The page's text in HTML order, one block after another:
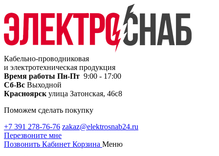
Кабельно-проводниковая
и электротехническая продукция
Время работы Пн-Пт 9:00 - 17:00
Сб-Вс Выходной
Красноярск улица Затонская, 46с8
Поможем сделать покупку
+7 391 278-76-76 zakaz@elektrosnab24.ru
Перезвоните мне
Позвонить Кабинет Корзина Меню